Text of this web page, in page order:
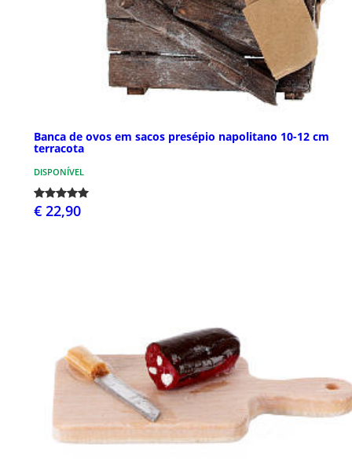
Banca de ovos em sacos presépio napolitano 10-12 cm
terracota
DISPONÍVEL
€ 22,90